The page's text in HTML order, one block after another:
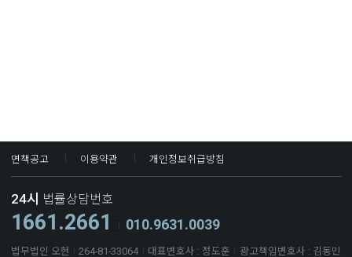
면책공고 이용약관 개인정보취급방침
24시 법률상담번호
1661.2661 010.9631.0039
법무법인 오현 264-81-33064 대표변호사 : 정도훈
광고책임변호사 : 김동민